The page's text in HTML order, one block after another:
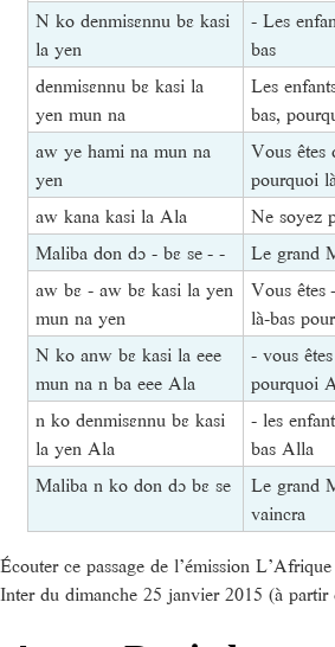
N ko denmisɛnnu bɛ kasi
la yen
- Les
bas
denmisɛnnu bɛ kasi la
yen mun na
Les
bas,
aw ye hami na mun na
yen
Vous êtes
pourquoi
aw kana kasi la Ala
Ne soyez
Maliba don dɔ - bɛ se - -
Le grand
aw bɛ - aw bɛ kasi la yen
mun na yen
Vous êtes
là-bas
N ko anw bɛ kasi la eee
mun na n ba eee Ala
- vous
pourquoi
n ko denmisɛnnu bɛ kasi
la yen Ala
- les
bas Alla
Maliba n ko don dɔ bɛ se
Le grand
vaincra
Écouter ce passage de l’émission
Inter du dimanche 25 janvier 2015 (à